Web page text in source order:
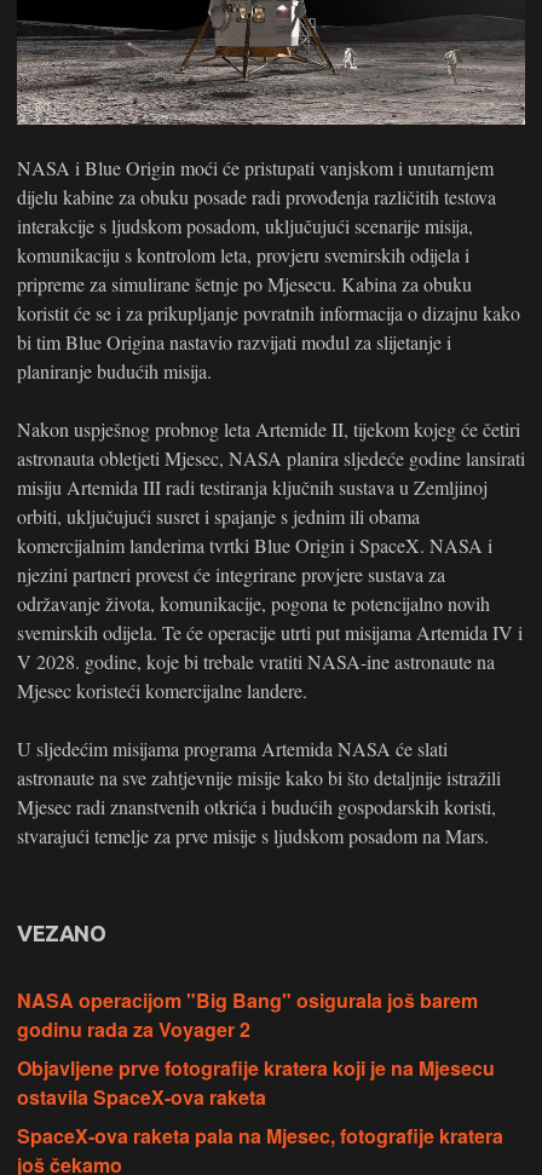
NASA i Blue Origin moći će pristupati vanjskom i unutarnjem
dijelu kabine za obuku posade radi provođenja različitih testova
interakcije s ljudskom posadom, uključujući scenarije misija,
komunikaciju s kontrolom leta, provjeru svemirskih odijela i
pripreme za simulirane šetnje po Mjesecu. Kabina za obuku
koristit će se i za prikupljanje povratnih informacija o dizajnu kako
bi tim Blue Origina nastavio razvijati modul za slijetanje i
planiranje budućih misija.
Nakon uspješnog probnog leta Artemide II, tijekom kojeg će četiri
astronauta obletjeti Mjesec, NASA planira sljedeće godine lansirati
misiju Artemida III radi testiranja ključnih sustava u Zemljinoj
orbiti, uključujući susret i spajanje s jednim ili obama
komercijalnim landerima tvrtki Blue Origin i SpaceX. NASA i
njezini partneri provest će integrirane provjere sustava za
održavanje života, komunikacije, pogona te potencijalno novih
svemirskih odijela. Te će operacije utrti put misijama Artemida IV i
V 2028. godine, koje bi trebale vratiti NASA-ine astronaute na
Mjesec koristeći komercijalne landere.
U sljedećim misijama programa Artemida NASA će slati
astronaute na sve zahtjevnije misije kako bi što detaljnije istražili
Mjesec radi znanstvenih otkrića i budućih gospodarskih koristi,
stvarajući temelje za prve misije s ljudskom posadom na Mars.
VEZANO
NASA operacijom "Big Bang" osigurala još barem
godinu rada za Voyager 2
Objavljene prve fotografije kratera koji je na Mjesecu
ostavila SpaceX-ova raketa
SpaceX-ova raketa pala na Mjesec, fotografije kratera
još čekamo